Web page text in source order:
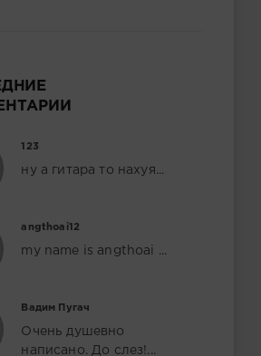
123
ну а гитара то нахуя...
angthoai12
my name is angthoai ...
Вадим Пугач
Очень душевно
написано. До слез!...